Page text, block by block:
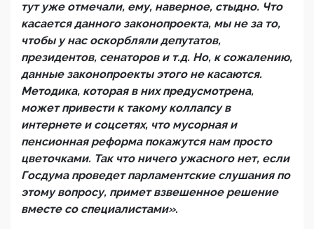
тут уже отмечали, ему, наверное, стыдно. Что
касается данного законопроекта, мы не за то,
чтобы у нас оскорбляли депутатов,
президентов, сенаторов и т.д. Но, к сожалению,
данные законопроекты этого не касаются.
Методика, которая в них предусмотрена,
может привести к такому коллапсу в
интернете и соцсетях, что мусорная и
пенсионная реформа покажутся нам просто
цветочками. Так что ничего ужасного нет, если
Госдума проведет парламентские слушания по
этому вопросу, примет взвешенное решение
вместе со специалистами».